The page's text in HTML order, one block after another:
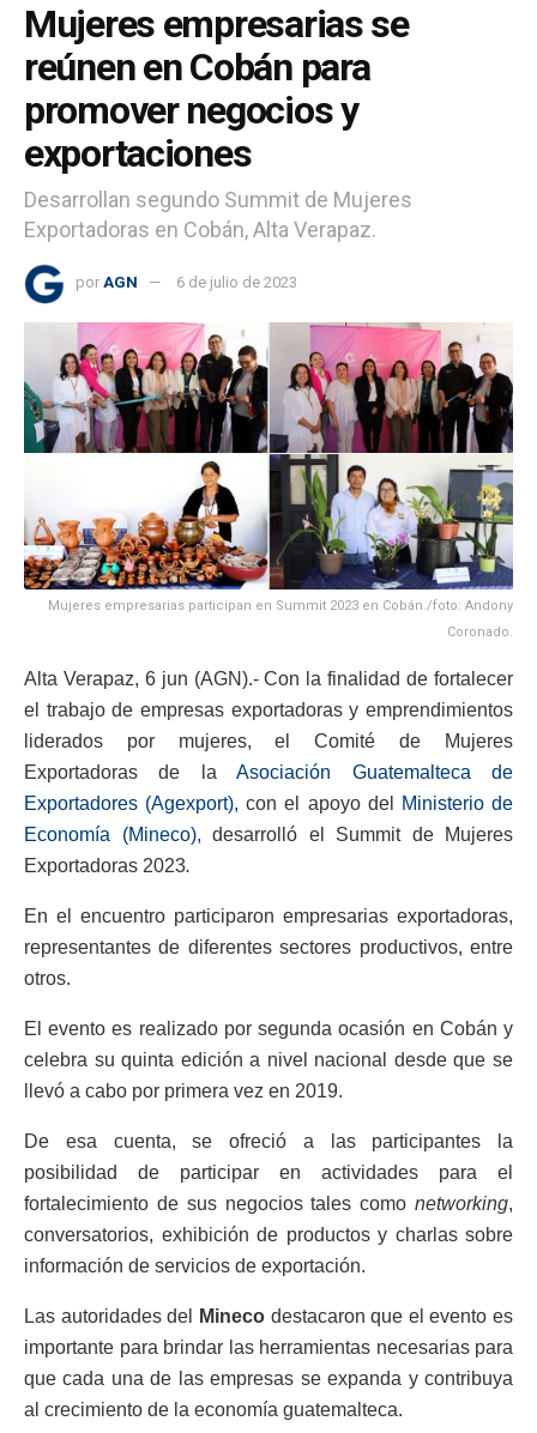
Mujeres empresarias se
reúnen en Cobán para
promover negocios y
exportaciones
Desarrollan segundo Summit de Mujeres
Exportadoras en Cobán, Alta Verapaz.
por AGN 6 de julio de 2023
Mujeres empresarias participan en Summit 2023 en Cobán./foto: Andony
Coronado.
Alta Verapaz, 6 jun (AGN).- Con la finalidad de fortalecer
el trabajo de empresas exportadoras y emprendimientos
liderados por mujeres, el Comité de Mujeres
Exportadoras de laAsociación Guatemalteca de
Exportadores (Agexport), con el apoyo del
Ministerio de
Economía (Mineco), desarrolló el Summit de Mujeres
Exportadoras 2023.
En el encuentro participaron empresarias exportadoras,
representantes de diferentes sectores productivos, entre
otros.
El evento es realizado por segunda ocasión en Cobán y
celebra su quinta edición a nivel nacional desde que se
llevó a cabo por primera vez en 2019.
De esa cuenta, se ofreció a las participantes la
posibilidad de participar en actividades para el
fortalecimiento de sus negocios tales como networking,
conversatorios, exhibición de productos y charlas sobre
información de servicios de exportación.
Las autoridades del Minecodestacaron que el evento es
importante para brindar las herramientas necesarias para
que cada una de las empresas se expanda y contribuya
al crecimiento de la economía guatemalteca.